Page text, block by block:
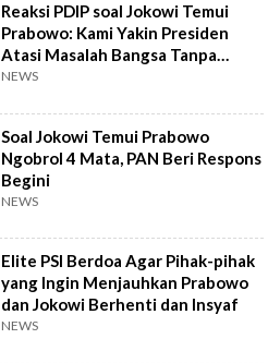
Reaksi PDIP soal Jokowi Temui
Prabowo: Kami Yakin Presiden
Atasi Masalah Bangsa Tanpa
'Cawe-cawe'
NEWS
Soal Jokowi Temui Prabowo
Ngobrol 4 Mata, PAN Beri Respons
Begini
NEWS
Elite PSI Berdoa Agar Pihak-pihak
yang Ingin Menjauhkan Prabowo
dan Jokowi Berhenti dan Insyaf
NEWS